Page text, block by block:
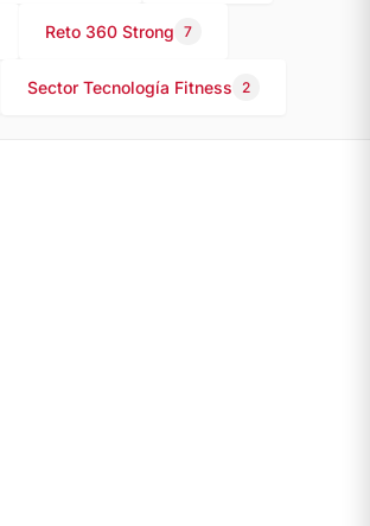
Reto 360 Strong 7
Sector Tecnología Fitness 2